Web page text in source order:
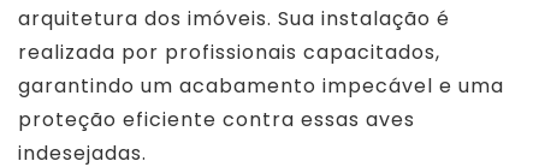
arquitetura dos imóveis. Sua instalação é
realizada por profissionais capacitados,
garantindo um acabamento impecável e uma
proteção eficiente contra essas aves
indesejadas.